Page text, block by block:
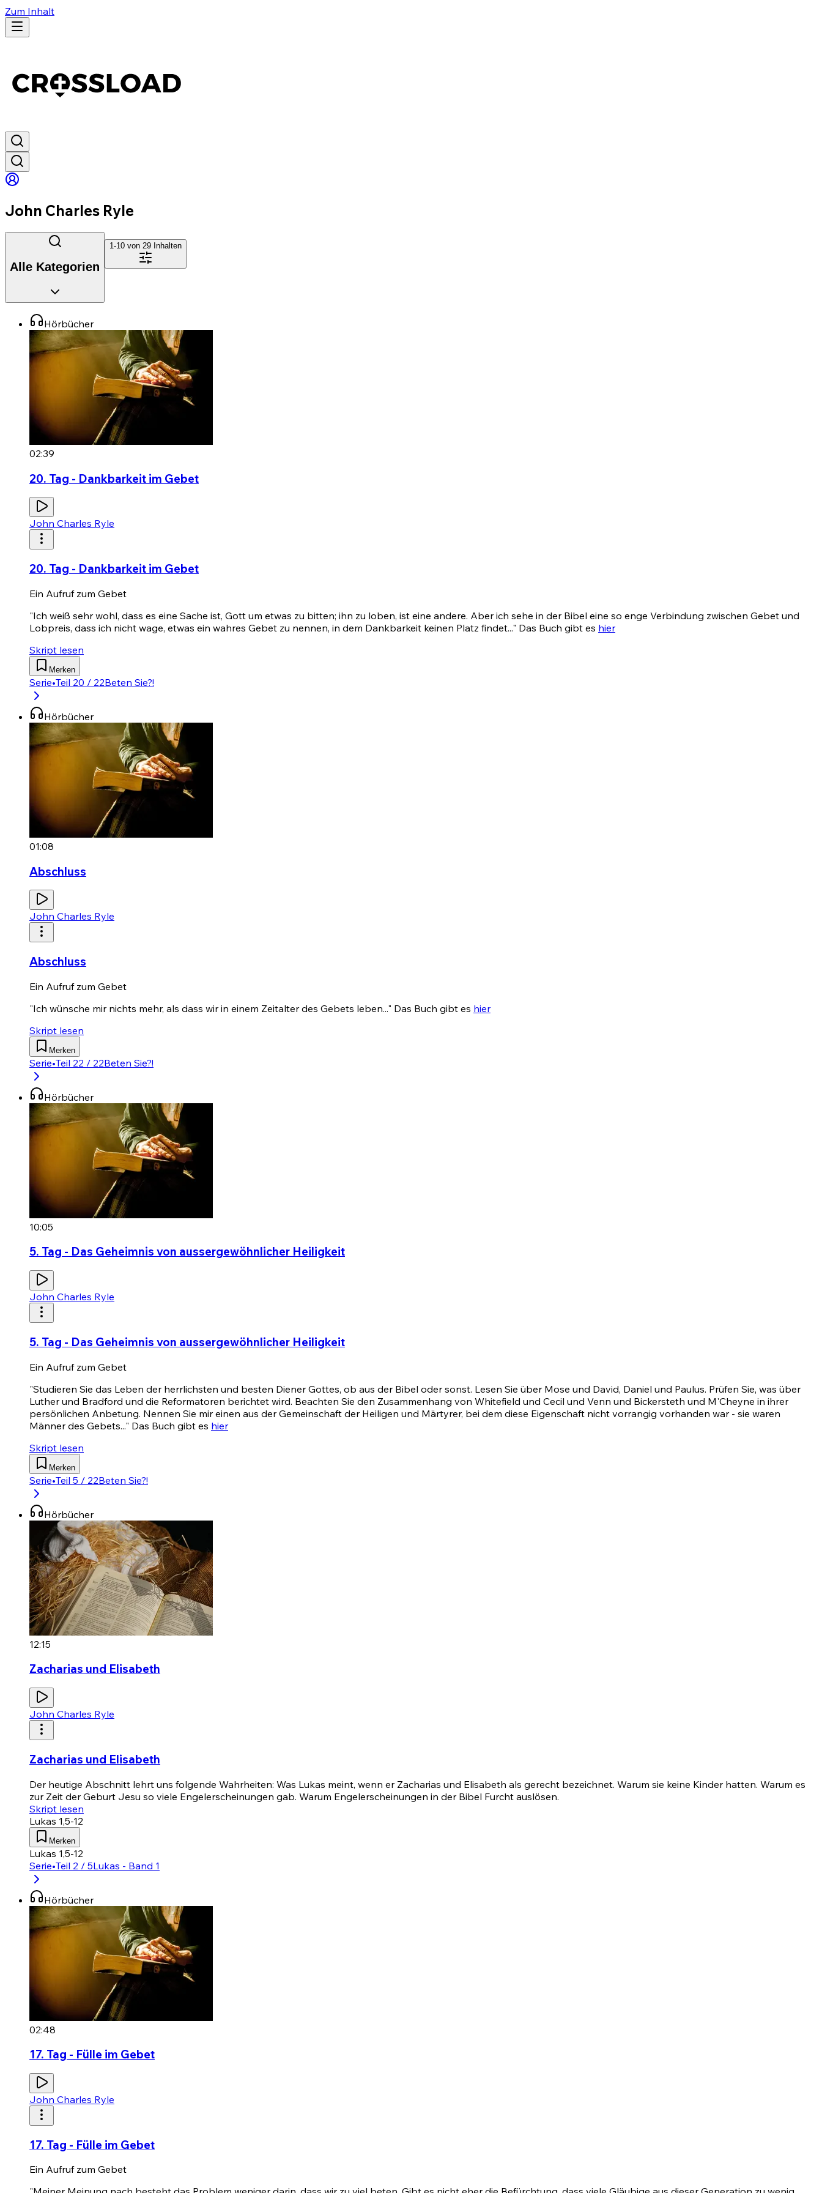
Zum Inhalt
John Charles Ryle
Alle Kategorien
1-10 von 29 Inhalten
Hörbücher
02:39
20. Tag - Dankbarkeit im Gebet
John Charles Ryle
20. Tag - Dankbarkeit im Gebet
Ein Aufruf zum Gebet
"Ich weiß sehr wohl, dass es eine Sache ist, Gott um etwas zu bitten; ihn zu loben, ist eine andere. Aber ich sehe in der Bibel eine so enge Verbindung zwischen Gebet und
Lobpreis, dass ich nicht wage, etwas ein wahres Gebet zu nennen, in dem Dankbarkeit keinen Platz findet..." Das Buch gibt es hier
Skript lesen
Merken
Serie•Teil 20 / 22Beten Sie?!
Hörbücher
01:08
Abschluss
John Charles Ryle
Abschluss
Ein Aufruf zum Gebet
"Ich wünsche mir nichts mehr, als dass wir in einem Zeitalter des Gebets leben..." Das Buch gibt es hier
Skript lesen
Merken
Serie•Teil 22 / 22Beten Sie?!
Hörbücher
10:05
5. Tag - Das Geheimnis von aussergewöhnlicher Heiligkeit
John Charles Ryle
5. Tag - Das Geheimnis von aussergewöhnlicher Heiligkeit
Ein Aufruf zum Gebet
"Studieren Sie das Leben der herrlichsten und besten Diener Gottes, ob aus der Bibel oder sonst. Lesen Sie über Mose und David, Daniel und Paulus. Prüfen Sie, was über
Luther und Bradford und die Reformatoren berichtet wird. Beachten Sie den Zusammenhang von Whitefield und Cecil und Venn und Bickersteth und M'Cheyne in ihrer
persönlichen Anbetung. Nennen Sie mir einen aus der Gemeinschaft der Heiligen und Märtyrer, bei dem diese Eigenschaft nicht vorrangig vorhanden war - sie waren
Männer des Gebets..." Das Buch gibt es hier
Skript lesen
Merken
Serie•Teil 5 / 22Beten Sie?!
Hörbücher
12:15
Zacharias und Elisabeth
John Charles Ryle
Zacharias und Elisabeth
Der heutige Abschnitt lehrt uns folgende Wahrheiten: Was Lukas meint, wenn er Zacharias und Elisabeth als gerecht bezeichnet. Warum sie keine Kinder hatten. Warum es
zur Zeit der Geburt Jesu so viele Engelerscheinungen gab. Warum Engelerscheinungen in der Bibel Furcht auslösen.
Skript lesen
Lukas 1,5-12
Merken
Lukas 1,5-12
Serie•Teil 2 / 5Lukas - Band 1
Hörbücher
02:48
17. Tag - Fülle im Gebet
John Charles Ryle
17. Tag - Fülle im Gebet
Ein Aufruf zum Gebet